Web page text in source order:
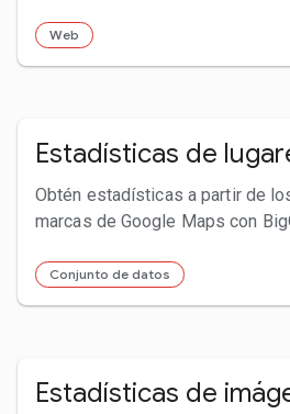
Web
Estadísticas de
Obtén estadísticas a partir de
marcas de Google Maps con
Conjunto de datos
Estadísticas de